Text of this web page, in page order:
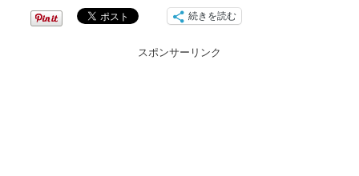
続きを読む
スポンサーリンク